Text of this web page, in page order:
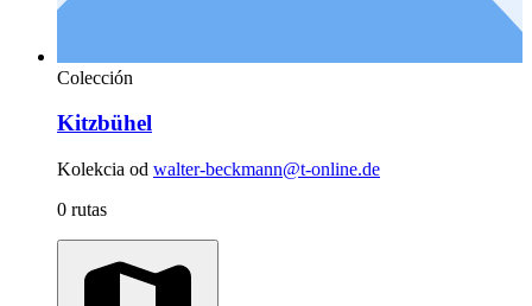
Colección
Kitzbühel
Kolekcia od walter-beckmann@t-online.de
0 rutas